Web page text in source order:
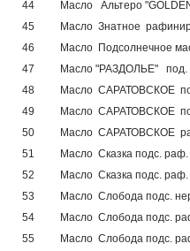
44
Масло Альтеро
45
Масло Знатное
46
Масло Подсолнечное
47
Масло "РАЗДОЛЬЕ" под.
48
Масло САРАТОВСКОЕ
49
Масло САРАТОВСКОЕ
50
Масло САРАТОВСКОЕ
51
Масло Сказка подс. раф.
52
Масло Сказка подс. раф.
53
Масло Слобода подс.
54
Масло Слобода подс.
55
Масло Слобода подс.